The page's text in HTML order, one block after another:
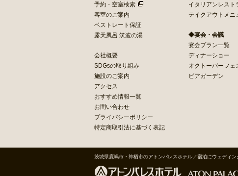
予約・空室検索
客室のご案内
ベストレート保証
露天風呂 筑波の湯
会社概要
SDGsの取り組み
施設のご案内
アクセス
おすすめ情報一覧
お問い合わせ
プライバシーポリシー
特定商取引法に基づく表記
イタリアンレスト
テイクアウトメニ
◆宴会・会議
宴会プラン一覧
ディナーショー
オクトーバーフェ
ビアガーデン
茨城県鹿嶋市・神栖市のアトンパレスホテル／宿泊にウェディ